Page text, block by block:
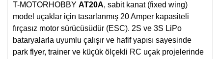
T-MOTORHOBBY AT20A, sabit kanat (fixed wing)
model uçaklar için tasarlanmış 20 Amper kapasiteli
fırçasız motor sürücüsüdür (ESC). 2S ve 3S LiPo
bataryalarla uyumlu çalışır ve hafif yapısı sayesinde
park flyer, trainer ve küçük ölçekli RC uçak projelerinde